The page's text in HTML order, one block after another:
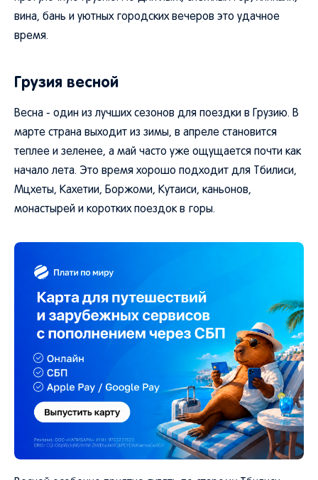
вина, бань и уютных городских вечеров это удачное
время.
Грузия весной
Весна - один из лучших сезонов для поездки в Грузию. В
марте страна выходит из зимы, в апреле становится
теплее и зеленее, а май часто уже ощущается почти как
начало лета. Это время хорошо подходит для Тбилиси,
Мцхеты, Кахетии, Боржоми, Кутаиси, каньонов,
монастырей и коротких поездок в горы.